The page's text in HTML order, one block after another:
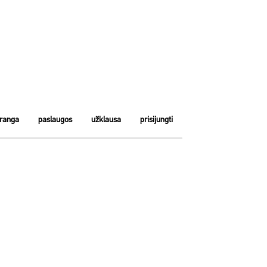
paslaugos užklausa prisijungti